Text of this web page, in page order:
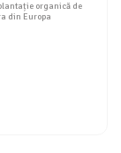
organică de
din Europa